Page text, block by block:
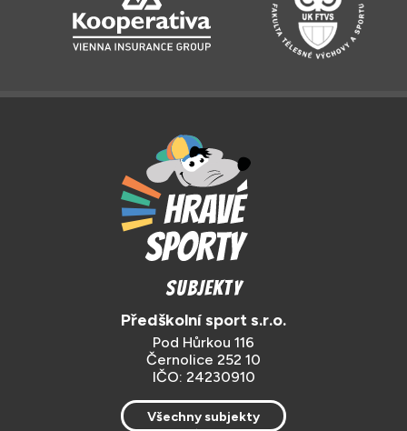
Subjekty
Předškolní sport s.r.o.
Pod Hůrkou 116
Černolice 252 10
IČO: 24230910
Všechny subjekty